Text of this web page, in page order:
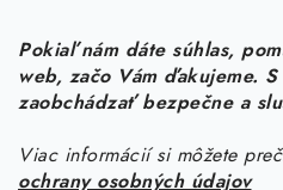
Pokiaľ nám dáte súhlas,
web, začo Vám ďakujeme.
zaobchádzať bezpečne a
Viac informácií si môžete
ochrany osobných údajov
Informácie pre vás